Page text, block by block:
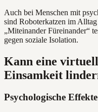
Auch bei Menschen mit
sind Roboterkatzen im
„Miteinander Füreinander“
gegen soziale Isolation.
Kann eine
Einsamkeit
Psychologische